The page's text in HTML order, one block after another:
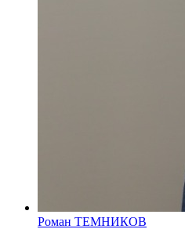
Роман ТЕМНИКОВ